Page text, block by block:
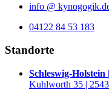
info @
04122 84 53 183
Standorte
Schleswig-
Kuhlworth 35 |